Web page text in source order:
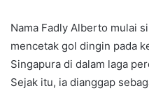
Nama Fadly Alberto mulai
mencetak gol dingin pada
Singapura di dalam laga
Sejak itu, ia dianggap